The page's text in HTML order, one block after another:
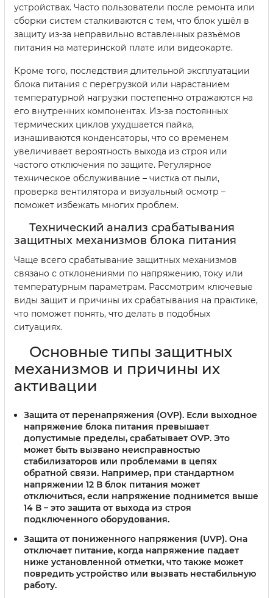
устройствах. Часто пользователи после ремонта или
сборки систем сталкиваются с тем, что блок ушёл в
защиту из-за неправильно вставленных разъёмов
питания на материнской плате или видеокарте.
Кроме того, последствия длительной эксплуатации
блока питания с перегрузкой или нарастанием
температурной нагрузки постепенно отражаются на
его внутренних компонентах. Из-за постоянных
термических циклов ухудшается пайка,
изнашиваются конденсаторы, что со временем
увеличивает вероятность выхода из строя или
частого отключения по защите. Регулярное
техническое обслуживание – чистка от пыли,
проверка вентилятора и визуальный осмотр –
поможет избежать многих проблем.
Технический анализ срабатывания
защитных механизмов блока питания
Чаще всего срабатывание защитных механизмов
связано с отклонениями по напряжению, току или
температурным параметрам. Рассмотрим ключевые
виды защит и причины их срабатывания на практике,
что поможет понять, что делать в подобных
ситуациях.
Основные типы защитных
механизмов и причины их
активации
Защита от перенапряжения (OVP). Если выходное
напряжение блока питания превышает
допустимые пределы, срабатывает OVP. Это
может быть вызвано неисправностью
стабилизаторов или проблемами в цепях
обратной связи. Например, при стандартном
напряжении 12 В блок питания может
отключиться, если напряжение поднимется выше
14 В – это защита от выхода из строя
подключенного оборудования.
Защита от пониженного напряжения (UVP). Она
отключает питание, когда напряжение падает
ниже установленной отметки, что также может
повредить устройство или вызвать нестабильную
работу.